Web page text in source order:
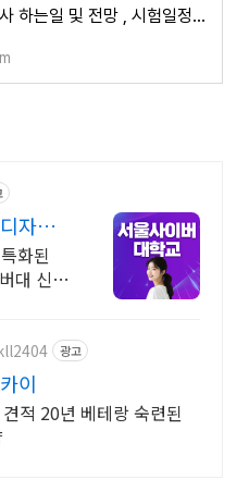
전기안전기술사 하는일 및 전망 , 시험일정 및 응시자격, 기출문제
자인
생
화된
대 신입
광고
이
적 20년 베테랑 숙련된